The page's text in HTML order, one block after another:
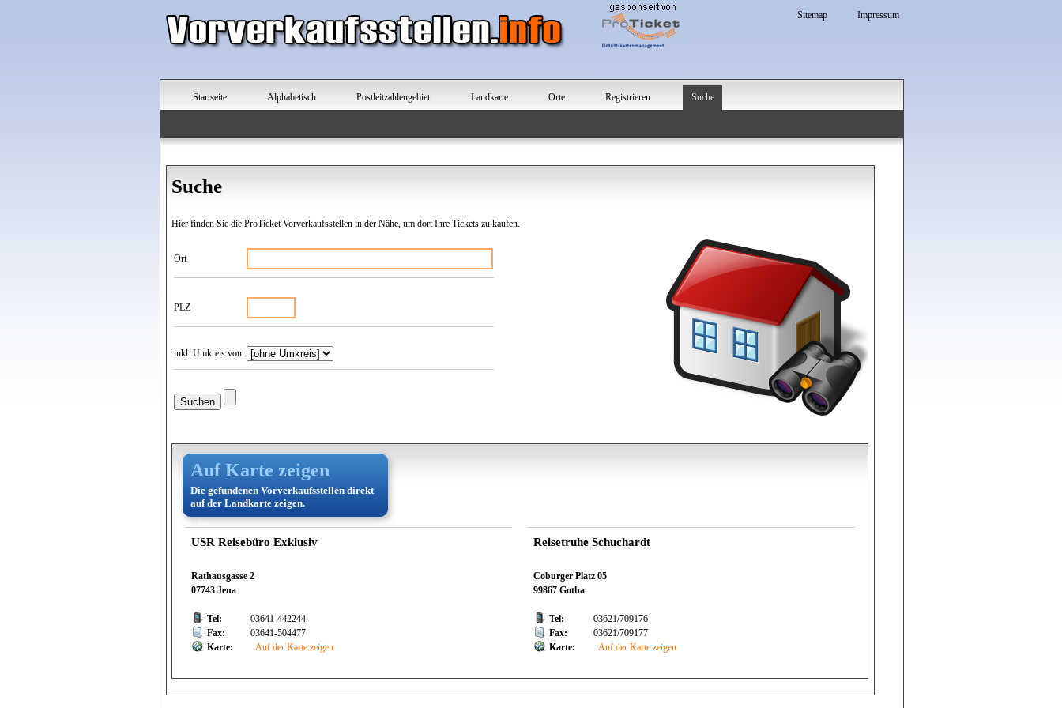
Impressum
Sitemap
Startseite Alphabetisch Postleitzahlengebiet Landkarte Orte Registrieren Suche
Suche
Hier finden Sie die ProTicket Vorverkaufsstellen in der Nähe, um dort Ihre Tickets zu kaufen.
Ort
PLZ
inkl. Umkreis von
Auf Karte zeigen
Die gefundenen Vorverkaufsstellen direkt
auf der Landkarte zeigen.
USR Reisebüro Exklusiv
Rathausgasse 2
07743 Jena
Tel:
03641-442244
Fax:
03641-504477
Karte:
Auf der Karte zeigen
Reisetruhe Schuchardt
Coburger Platz 05
99867 Gotha
Tel:
03621/709176
Fax:
03621/709177
Karte:
Auf der Karte zeigen